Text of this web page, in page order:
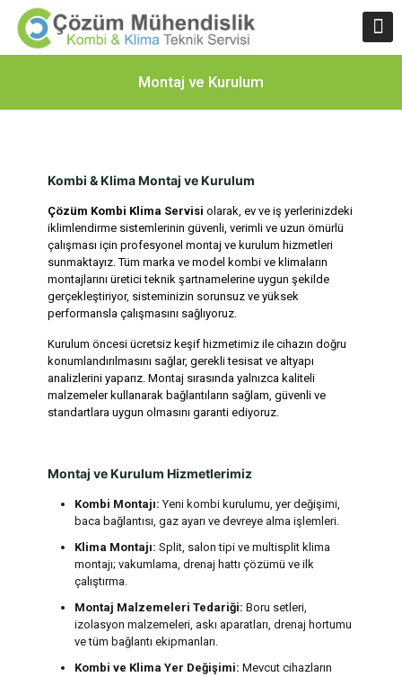
Montaj ve Kurulum
Kombi & Klima Montaj ve Kurulum
Çözüm Kombi Klima Servisi olarak, ev ve iş yerlerinizdeki
iklimlendirme sistemlerinin güvenli, verimli ve uzun ömürlü
çalışması için profesyonel montaj ve kurulum hizmetleri
sunmaktayız. Tüm marka ve model kombi ve klimaların
montajlarını üretici teknik şartnamelerine uygun şekilde
gerçekleştiriyor, sisteminizin sorunsuz ve yüksek
performansla çalışmasını sağlıyoruz.
Kurulum öncesi ücretsiz keşif hizmetimiz ile cihazın doğru
konumlandırılmasını sağlar, gerekli tesisat ve altyapı
analizlerini yaparız. Montaj sırasında yalnızca kaliteli
malzemeler kullanarak bağlantıların sağlam, güvenli ve
standartlara uygun olmasını garanti ediyoruz.
Montaj ve Kurulum Hizmetlerimiz
Kombi Montajı: Yeni kombi kurulumu, yer değişimi,
baca bağlantısı, gaz ayarı ve devreye alma işlemleri.
Klima Montajı: Split, salon tipi ve multisplit klima
montajı; vakumlama, drenaj hattı çözümü ve ilk
çalıştırma.
Montaj Malzemeleri Tedariği: Boru setleri,
izolasyon malzemeleri, askı aparatları, drenaj hortumu
ve tüm bağlantı ekipmanları.
Kombi ve Klima Yer Değişimi: Mevcut cihazların